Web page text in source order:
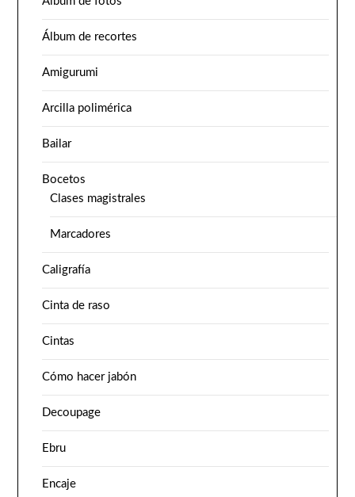
Álbum de recortes
Amigurumi
Arcilla polimérica
Bailar
Bocetos
Clases magistrales
Marcadores
Caligrafía
Cinta de raso
Cintas
Cómo hacer jabón
Decoupage
Ebru
Encaje